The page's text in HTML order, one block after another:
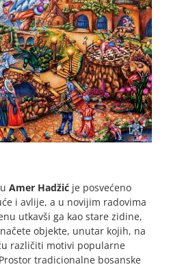
Amer Hadžić je posvećeno
i avlije, a u novijim radovima
utkavši ga kao stare zidine,
objekte, unutar kojih, na
različiti motivi popularne
tradicionalne bosanske